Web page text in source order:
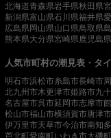
北海道青森県岩手県秋田県
新潟県富山県石川県福井県
広島県岡山県山口県鳥取県
熊本県大分県宮崎県 鹿児島県
人気市町村の潮見表・タ
明石市浜松市糸島市長崎市
北九州市木更津市姫路市九
名古屋市呉市延岡市志摩市
松山市福山市横須賀市唐津市
伊万里市天草市今治市南知
芦北町愛南町いわき市大磯町